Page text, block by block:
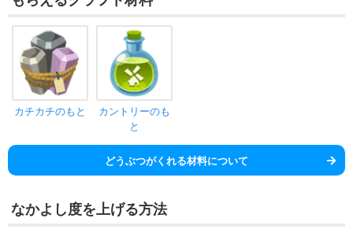
カチカチのもと
カントリーのも
と
どうぶつがくれる材料について
なかよし度を上げる方法